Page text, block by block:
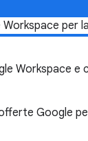
per
Workspace e
Google